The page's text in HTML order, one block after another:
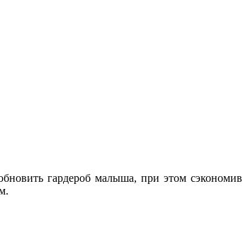
гардероб малыша, при этом сэкономив